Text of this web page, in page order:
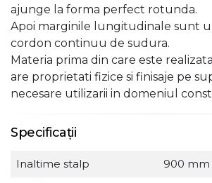
ajunge la forma perfect rotunda.
Apoi marginile lungitudinale sunt
cordon continuu de sudura.
Materia prima din care este
are proprietati fizice si finisaje pe
necesare utilizarii in domeniul
Specificații
Inaltime stalp
900 mm